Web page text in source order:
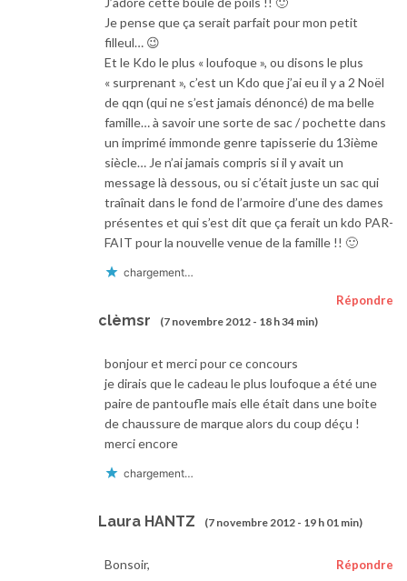
Je pense que ça serait parfait pour mon petit
filleul… 😉
Et le Kdo le plus « loufoque », ou disons le plus
« surprenant », c’est un Kdo que j’ai eu il y a 2 Noël
de qqn (qui ne s’est jamais dénoncé) de ma belle
famille… à savoir une sorte de sac / pochette dans
un imprimé immonde genre tapisserie du 13ième
siècle… Je n’ai jamais compris si il y avait un
message là dessous, ou si c’était juste un sac qui
traînait dans le fond de l’armoire d’une des dames
présentes et qui s’est dit que ça ferait un kdo PAR-
FAIT pour la nouvelle venue de la famille !! 🙂
chargement…
clèmsr (7 novembre 2012 - 18 h 34 min)
Répondre
bonjour et merci pour ce concours
je dirais que le cadeau le plus loufoque a été une
paire de pantoufle mais elle était dans une boite
de chaussure de marque alors du coup déçu !
merci encore
chargement…
Laura HANTZ (7 novembre 2012 - 19 h 01 min)
Répondre
Bonsoir,